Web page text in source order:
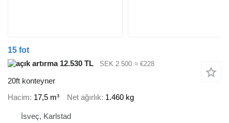
15 fot
12.530 TL
SEK 2.500 ≈ €228
20ft konteyner
Hacim 17,5 m³ Net ağırlık 1.460 kg
İsveç, Karlstad